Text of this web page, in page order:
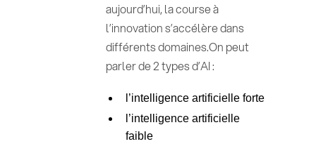
aujourd’hui, la course à
l’innovation s’accélère dans
différents domaines.On peut
parler de 2 types d’AI :
l’intelligence artificielle forte
l’intelligence artificielle
faible